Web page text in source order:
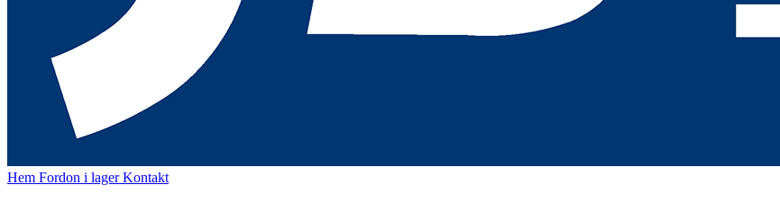
Hem Fordon i lagerKontakt